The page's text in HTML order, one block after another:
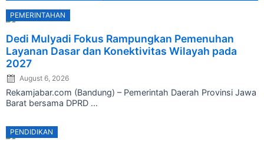
PEMERINTAHAN
Dedi Mulyadi Fokus Rampungkan Pemenuhan
Layanan Dasar dan Konektivitas Wilayah pada
2027
on
August 6, 2026
Rekamjabar.com (Bandung) – Pemerintah Daerah Provinsi Jawa
Barat bersama DPRD ...
PENDIDIKAN